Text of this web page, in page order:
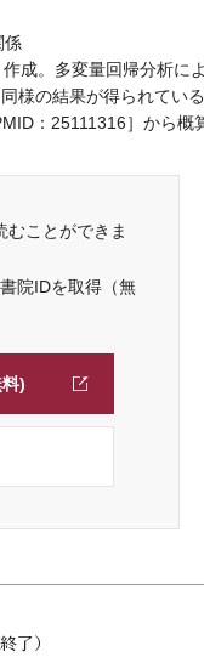
係
成。多変量回帰分析に
様の結果が得られてい
：25111316］から概
むことができま
院IDを取得（無
)
了）